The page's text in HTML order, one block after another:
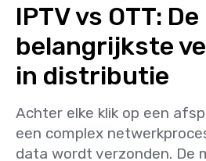
IPTV vs OTT: De
belangrijkste
in distributie
Achter elke klik op een
een complex
data wordt verzonden. De